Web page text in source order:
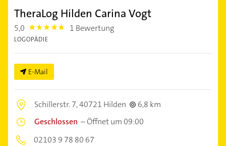
TheraLog Hilden Carina Vogt
5,0 5.0 1 Bewertung
LOGOPÄDIE
E-Mail
Schillerstr. 7,40721 Hilden
6,8 km
Geschlossen –Öffnet um 09:00
02103 9 78 80 67